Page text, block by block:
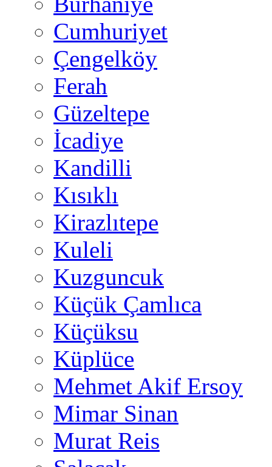
Cumhuriyet
Çengelköy
Ferah
Güzeltepe
İcadiye
Kandilli
Kısıklı
Kirazlıtepe
Kuleli
Kuzguncuk
Küçük Çamlıca
Küçüksu
Küplüce
Mehmet Akif Ersoy
Mimar Sinan
Murat Reis